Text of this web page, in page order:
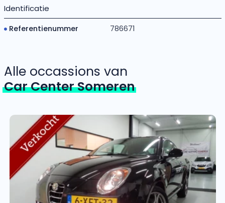
Identificatie
Referentienummer 786671
Alle occassions van
Car Center Someren